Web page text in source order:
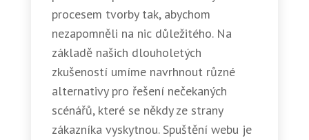
procesem tvorby tak, abychom
nezapomněli na nic důležitého. Na
základě našich dlouholetých
zkušeností umíme navrhnout různé
alternativy pro řešení nečekaných
scénářů, které se někdy ze strany
zákazníka vyskytnou. Spuštění webu je